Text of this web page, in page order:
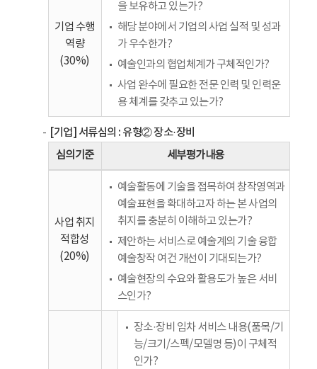
기업 수행
역량
(30%)
을 보유하고 있는가?
해당 분야에서 기업의 사업 실적 및 성과
가 우수한가?
예술인과의 협업체계가 구체적인가?
사업 완수에 필요한 전문 인력 및 인력운
용 체계를 갖추고 있는가?
[기업] 서류심의 : 유형② 장소·장비
심의기준 세부평가내용
사업 취지
적합성
(20%)
예술활동에 기술을 접목하여 창작영역과
예술표현을 확대하고자 하는 본 사업의
취지를 충분히 이해하고 있는가?
제안하는 서비스로 예술계의 기술 융합
예술창작 여건 개선이 기대되는가?
예술현장의 수요와 활용도가 높은 서비
스인가?
장소·장비 임차 서비스 내용(품목/기
능/크기/스펙/모델명 등)이 구체적
인가?